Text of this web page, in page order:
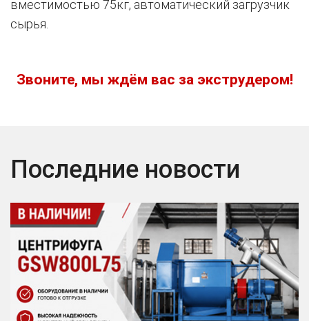
вместимостью 75кг, автоматический загрузчик
сырья.
Звоните, мы ждём вас за экструдером!
Последние новости